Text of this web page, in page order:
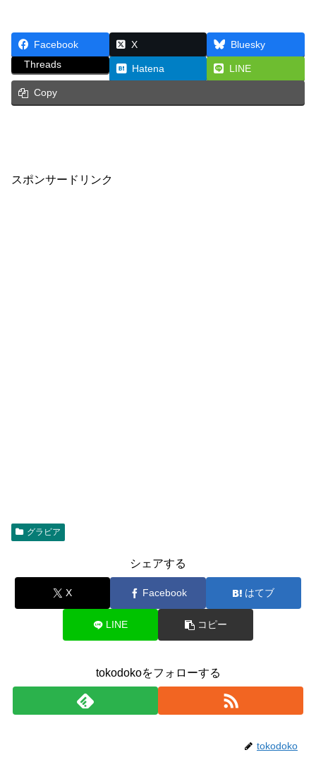
Facebook X
Bluesky
Threads
Hatena LINE
Copy
スポンサードリンク
グラビア
シェアする
X Facebook はてブ
LINE コピー
tokodokoをフォローする
tokodoko